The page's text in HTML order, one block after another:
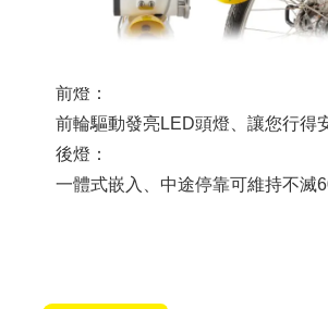
前燈：
前輪驅動發亮LED頭燈、讓您行得
後燈：
一體式嵌入、中途停靠可維持不滅